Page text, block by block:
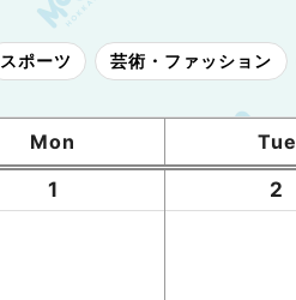
スポーツ 芸術・ファッション
Mon Tue
1 2